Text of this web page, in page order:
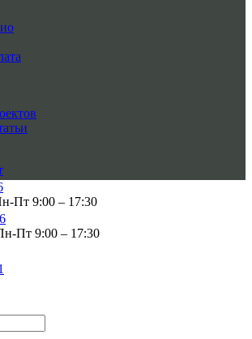
Пт 9:00 – 17:30
Пт 9:00 – 17:30